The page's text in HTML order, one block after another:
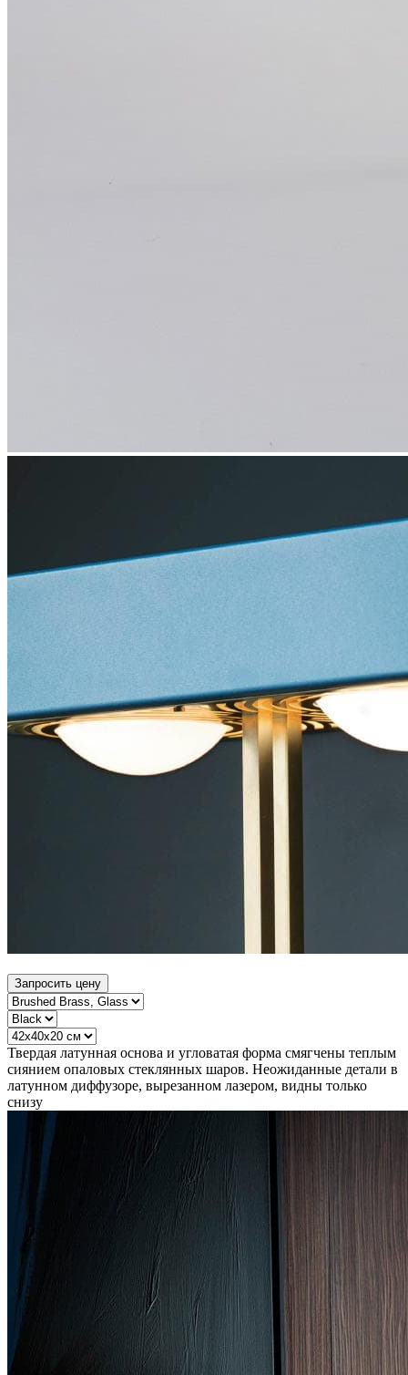
Запросить цену
Твердая латунная основа и угловатая форма смягчены теплым
сиянием опаловых стеклянных шаров. Неожиданные детали в
латунном диффузоре, вырезанном лазером, видны только
снизу